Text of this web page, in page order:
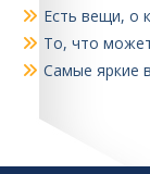
Есть вещи, о
То, что
Самые яркие